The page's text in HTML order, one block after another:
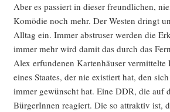
Aber es pas­siert in die­ser freund­li­chen,
Komö­die noch mehr. Der Wes­ten dringt
All­tag ein. Immer abstru­ser wer­den die
immer mehr wird damit das durch das
Alex erfun­de­nen Kar­ten­häu­ser
eines Staa­tes, der nie exis­tiert hat, den
immer gewünscht hat. Eine DDR, die auf
Bür­ge­rIn­nen reagiert. Die so attrak­tiv ist,